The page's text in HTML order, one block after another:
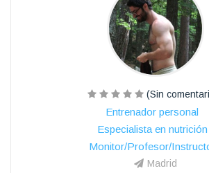
(Sin
Entrenador personal
Especialista en nutrición
Monitor/Profesor/
Madrid